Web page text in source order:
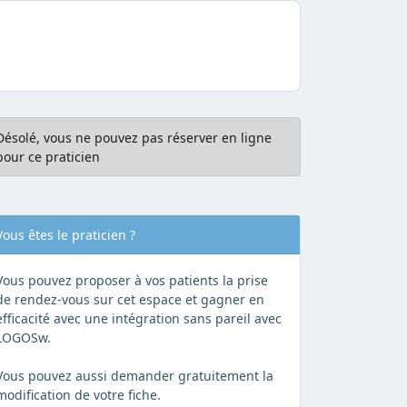
vous ne pouvez pas réserver en ligne
ce praticien
êtes le praticien ?
pouvez proposer à vos patients la prise
rendez-vous sur cet espace et gagner en
avec une intégration sans pareil avec
pouvez aussi demander gratuitement la
de votre fiche.